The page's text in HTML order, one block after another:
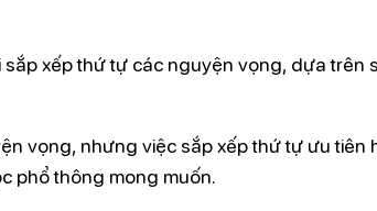
xếp thứ tự các nguyện vọng, dựa trên
vọng, nhưng việc sắp xếp thứ tự ưu tiên
phổ thông mong muốn.